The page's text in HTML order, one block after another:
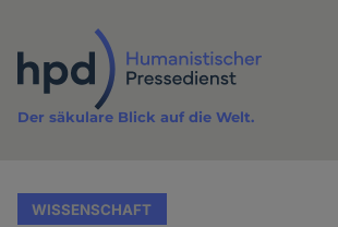
Inhalt
Der säkulare Blick auf die Welt.
WISSENSCHAFT